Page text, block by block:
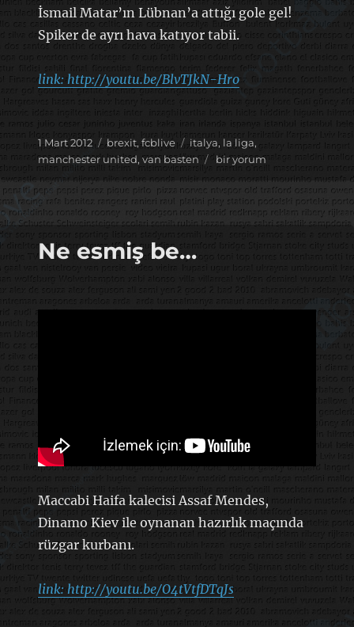
İsmail Matar’ın Lübnan’a attığı gole gel!
Spiker de ayrı hava katıyor tabii.
link: http://youtu.be/BlvTJkN-Hro
Yayın
tarihi
1 Mart 2012 Kategoriler
brexit, fcblive Etiketler
italya, la liga,
manchester united, van basten
Füze
dedin?
için
bir yorum
Ne esmiş be…
Maccabi Haifa kalecisi Assaf Mendes,
Dinamo Kiev ile oynanan hazırlık maçında
rüzgar kurbanı.
link: http://youtu.be/O4tVtfDTqJs